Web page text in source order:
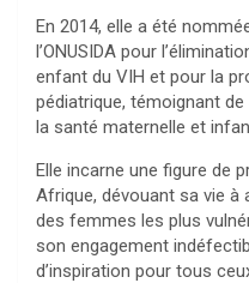
En 2014, elle a été
l’ONUSIDA pour
enfant du VIH et pour la
pédiatrique, témoignant
la santé maternelle et
Elle incarne une figure de
Afrique, dévouant sa vie
des femmes les plus
son engagement
d’inspiration pour tous